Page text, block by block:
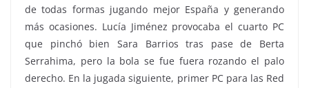
de todas formas jugando mejor España y generando
más ocasiones. Lucía Jiménez provocaba el cuarto PC
que pinchó bien Sara Barrios tras pase de Berta
Serrahima, pero la bola se fue fuera rozando el palo
derecho. En la jugada siguiente, primer PC para las Red